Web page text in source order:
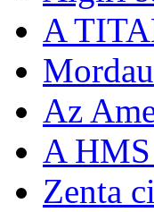
A
Az
A HMS
Zenta